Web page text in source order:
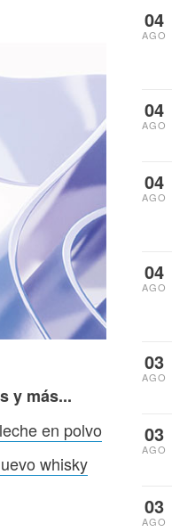
y más...
en polvo
whisky
04
AGO
04
AGO
04
AGO
04
AGO
03
AGO
03
AGO
03
AGO